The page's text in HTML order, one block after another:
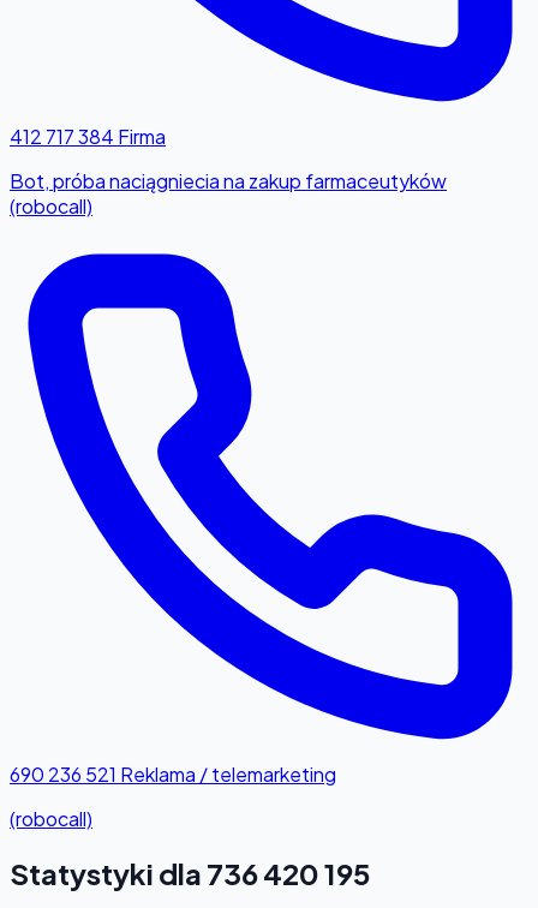
412 717 384 Firma
Bot, próba naciągniecia na zakup farmaceutyków
(robocall)
690 236 521 Reklama / telemarketing
(robocall)
Statystyki dla 736 420 195